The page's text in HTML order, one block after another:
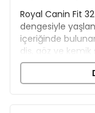
Royal Canin Fit
dengesiyle
içeriğinde
diş, göz ve kemik